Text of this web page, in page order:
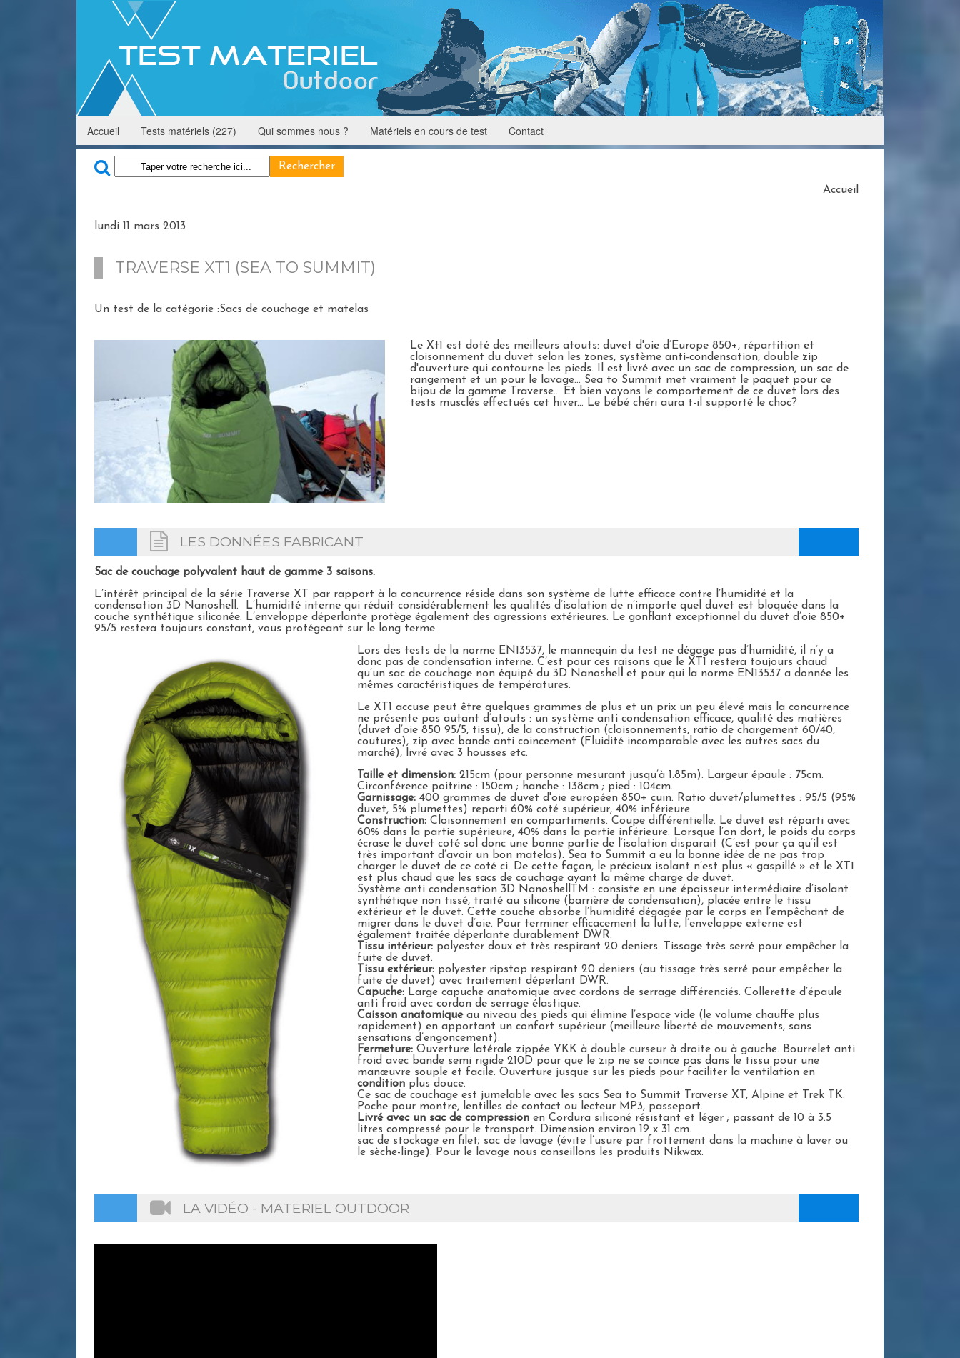
Accueil Tests matériels (227) Qui sommes nous ? Matériels en cours de test Contact
Accueil
lundi 11 mars 2013
TRAVERSE XT1 (SEA TO SUMMIT)
Un test de la catégorie :Sacs de couchage et matelas
Le Xt1 est doté des meilleurs atouts: duvet d'oie d’Europe 850+, répartition et
cloisonnement du duvet selon les zones, système anti-condensation, double zip
d'ouverture qui contourne les pieds. Il est livré avec un sac de compression, un sac de
rangement et un pour le lavage... Sea to Summit met vraiment le paquet pour ce
bijou de la gamme Traverse... Et bien voyons le comportement de ce duvet lors des
tests musclés effectués cet hiver... Le bébé chéri aura t-il supporté le choc?
LES DONNÉES FABRICANT
Sac de couchage polyvalent haut de gamme 3 saisons.
L’intérêt principal de la série Traverse XT par rapport à la concurrence réside dans son système de lutte efficace contre l’humidité et la
condensation 3D Nanoshell. L’humidité interne qui réduit considérablement les qualités d’isolation de n’importe quel duvet est bloquée dans la
couche synthétique siliconée. L’enveloppe déperlante protège également des agressions extérieures. Le gonflant exceptionnel du duvet d’oie 850+
95/5 restera toujours constant, vous protégeant sur le long terme.
Lors des tests de la norme EN13537, le mannequin du test ne dégage pas d’humidité, il n’y a
donc pas de condensation interne. C’est pour ces raisons que le XT1 restera toujours chaud
qu’un sac de couchage non équipé du 3D Nanoshel
et pour qui la norme EN13537 a donnée les
mêmes caractéristiques de températures.
Le XT1 accuse peut être quelques grammes de plus et un prix un peu élevé mais la concurrence
ne présente pas autant d’atouts : un système anti condensation efficace, qualité des matières
(duvet d’oie 850 95/5, tissu), de la construction (cloisonnements, ratio de chargement 60/40,
coutures), zip avec bande anti coincement (Fluidité incomparable avec les autres sacs du
marché), livré avec 3 housses etc.
Taille et dimension: 215cm (pour personne mesurant jusqu’à 1.85m). Largeur épaule : 75cm.
Circonférence poitrine : 150cm ; hanche : 138cm ; pied : 104cm.
Garnissage: 400 grammes de duvet d'oie européen 850+ cuin. Ratio duvet/plumettes : 95/5 (95%
duvet, 5% plumettes) reparti 60% coté supérieur, 40% inférieure.
Construction: Cloisonnement en compartiments. Coupe différentielle. Le duvet est réparti avec
60% dans la partie supérieure, 40% dans la partie inférieure. Lorsque l’on dort, le poids du corps
écrase le duvet coté sol donc une bonne partie de l’isolation disparait (C’est pour ça qu’il est
très important d’avoir un bon matelas). Sea to Summit a eu la bonne idée de ne pas trop
charger le duvet de ce coté ci. De cette façon, le précieux isolant n’est plus « gaspillé » et le XT1
est plus chaud que les sacs de couchage ayant la même charge de duvet.
Système anti condensation 3D NanoshellTM : consiste en une épaisseur intermédiaire d’isolant
synthétique non tissé, traité au silicone (barrière de condensation), placée entre le tissu
extérieur et le duvet. Cette couche absorbe l’humidité dégagée par le corps en l’empêchant de
migrer dans le duvet d’oie. Pour terminer efficacement la lutte, l’enveloppe externe est
également traitée déperlante durablement DWR.
Tissu intérieur: polyester doux et très respirant 20 deniers. Tissage très serré pour empêcher la
fuite de duvet.
Tissu extérieur: polyester ripstop respirant 20 deniers (au tissage très serré pour empêcher la
fuite de duvet) avec traitement déperlant DWR.
Capuche: Large capuche anatomique avec cordons de serrage différenciés. Collerette d’épaule
anti froid avec cordon de serrage élastique.
Caisson anatomiqueau niveau des pieds qui élimine l’espace vide (le volume chauffe plus
rapidement) en apportant un confort supérieur (meilleure liberté de mouvements, sans
sensations d’engoncement).
Fermeture: Ouverture latérale zippée YKK à double curseur à droite ou à gauche. Bourrelet anti
froid avec bande semi rigide 210D pour que le zip ne se coince pas dans le tissu pour une
manœuvre souple et facile. Ouverture jusque sur les pieds pour faciliter la ventilation en
condition plus douce.
Ce sac de couchage est jumelable avec les sacs Sea to Summit Traverse XT, Alpine et Trek TK.
Poche pour montre, lentilles de contact ou lecteur MP3, passeport.
Livré avec un sac de compression en Cordura siliconé résistant et léger ; passant de 10 à 3.5
litres compressé pour le transport. Dimension environ 19 x 31 cm.
sac de stockage en filet; sac de lavage (évite l’usure par frottement dans la machine à laver ou
le sèche-linge). Pour le lavage nous conseillons les produits Nikwax.
LA VIDÉO - MATERIEL OUTDOOR